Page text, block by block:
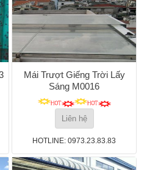
Mái Trượt Giếng Trời Lấy
Sáng M0016
Liên hệ
HOTLINE: 0973.23.83.83